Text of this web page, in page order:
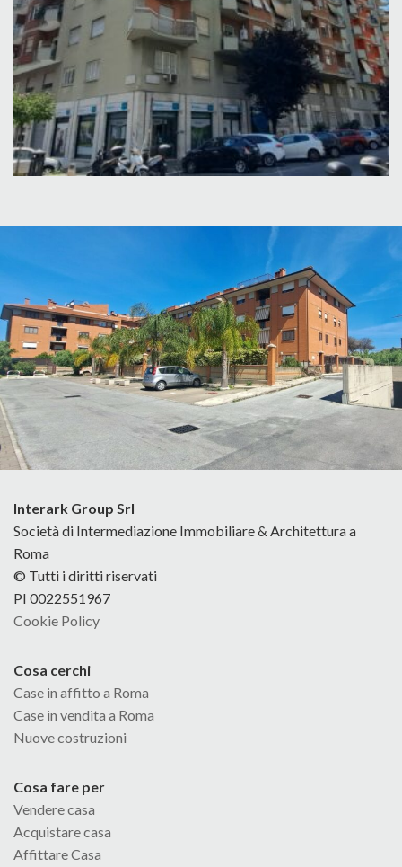
Interark Group Srl
Società di Intermediazione Immobiliare & Architettura a
Roma
© Tutti i diritti riservati
PI 0022551967
Cookie Policy
Cosa cerchi
Case in affitto a Roma
Case in vendita a Roma
Nuove costruzioni
Cosa fare per
Vendere casa
Acquistare casa
Affittare Casa